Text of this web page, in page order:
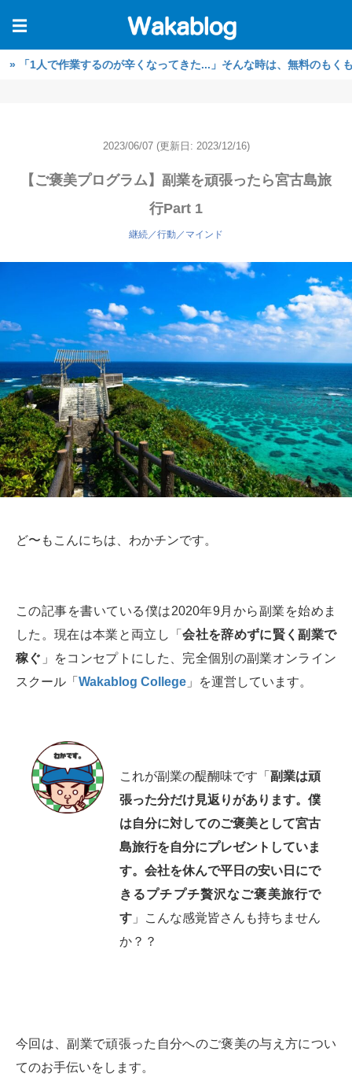
☰
業するのが辛くなってきた...」そんな時は、無料のもくもく作業会
2023/06/07 (更新日: 2023/12/16)
【ご褒美プログラム】副業を頑張ったら宮古島旅
行Part 1
継続／行動／マインド
ど〜もこんにちは、わかチンです。
この記事を書いている僕は2020年9月から副業を始めま
した。現在は本業と両立し「会社を辞めずに賢く副業で
稼ぐ 」をコンセプトにした、完全個別の副業オンライン
スクール「 Wakablog College 」を運営しています。
これが副業の醍醐味です「 副業は頑
張った分だけ見返りがあります。僕
は自分に対してのご褒美として宮古
島旅行を自分にプレゼントしていま
す。会社を休んで平日の安い日にで
きるプチプチ贅沢なご褒美旅行で
す 」こんな感覚皆さんも持ちません
か？？
今回は、副業で頑張った自分へのご褒美の与え方につい
てのお手伝いをします。